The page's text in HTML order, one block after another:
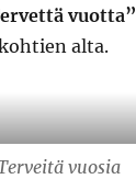
vuotta”
alta.
vuosia